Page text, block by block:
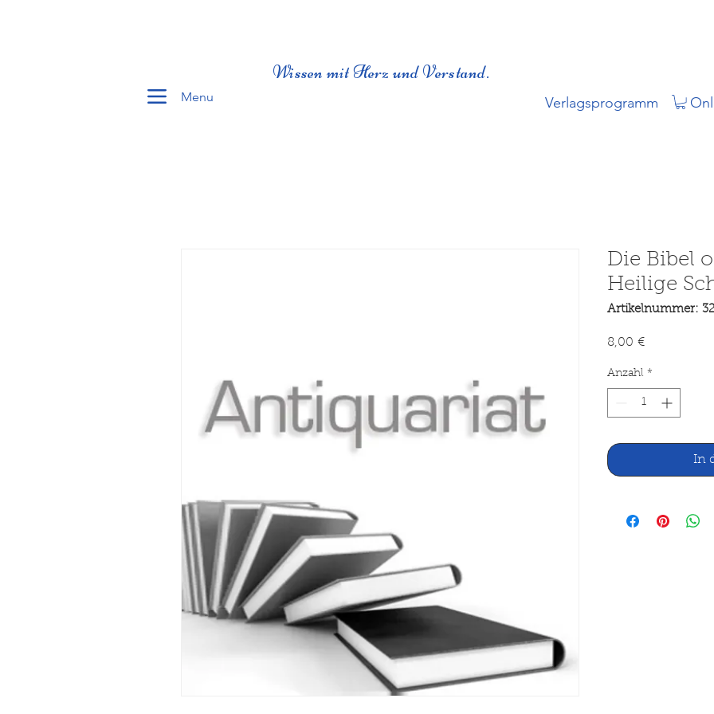
Menu
Wissen mit Herz und Verstand.
Verlagsprogramm
Die Bibel
Heilige
Artikelnummer:
8,00 €Preis
Anzahl *
In